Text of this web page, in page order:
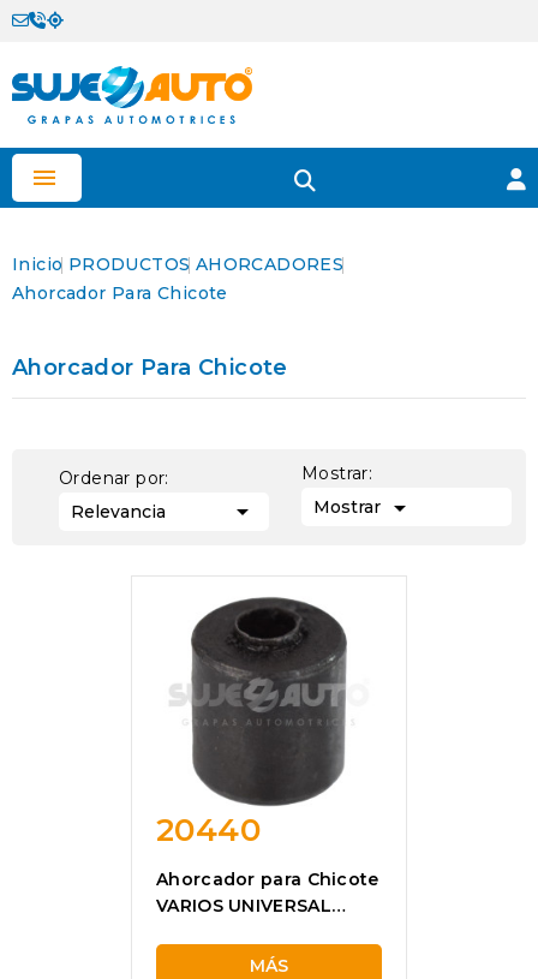

Inicio PRODUCTOS AHORCADORES
Ahorcador Para Chicote
Ahorcador Para Chicote
Ordenar por:
Relevancia

Mostrar:
Mostrar

20440
Ahorcador para Chicote
VARIOS UNIVERSAL
MÁS